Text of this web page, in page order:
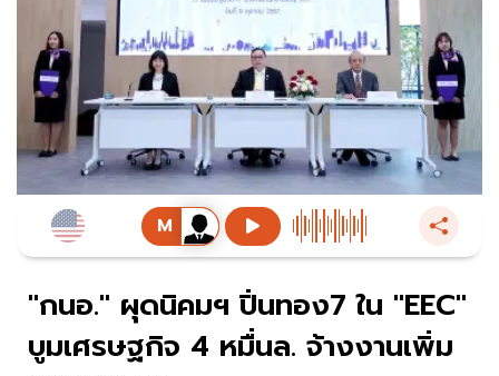
"กนอ." ผุดนิคมฯ ปิ่นทอง7 ใน "EEC"
บูมเศรษฐกิจ 4 หมื่นล. จ้างงานเพิ่ม